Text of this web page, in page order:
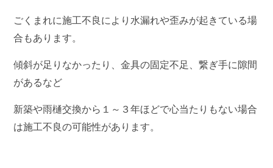
ごくまれに施工不良により水漏れや歪みが起きている場
合もあります。
傾斜が足りなかったり、金具の固定不足、繋ぎ手に隙間
があるなど
新築や雨樋交換から１～３年ほどで心当たりもない場合
は施工不良の可能性があります。